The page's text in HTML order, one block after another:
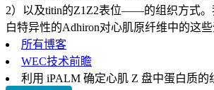
2）以及titin的Z1Z2表位——的组织方式。
白特异性的Adhiron对心肌原纤维中的这
所有博客
WEC技术前瞻
利用 iPALM 确定心肌 Z 盘中蛋白质的